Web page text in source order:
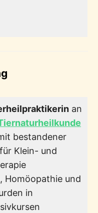
an
bestandener
Klein- und
Homöopathie und
in